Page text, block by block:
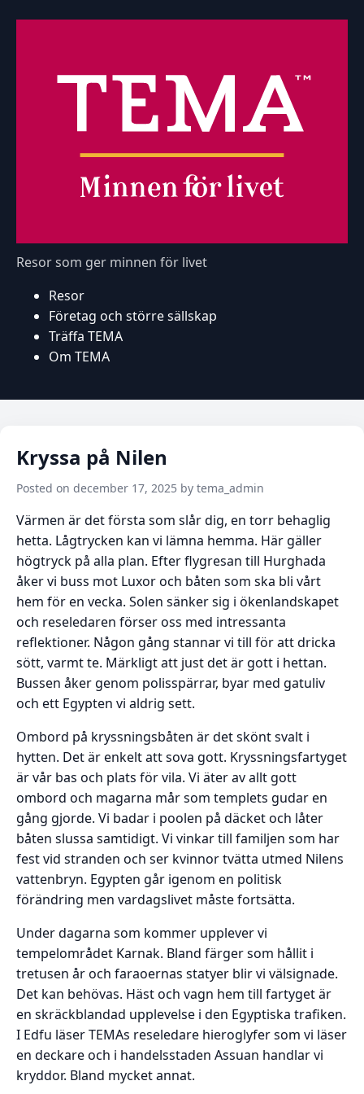
Resor som ger minnen för livet
Resor
Företag och större sällskap
Träffa TEMA
Om TEMA
Kryssa på Nilen
Posted on december 17, 2025 by tema_admin
Värmen är det första som slår dig, en torr behaglig
hetta. Lågtrycken kan vi lämna hemma. Här gäller
högtryck på alla plan. Efter flygresan till Hurghada
åker vi buss mot Luxor och båten som ska bli vårt
hem för en vecka. Solen sänker sig i ökenlandskapet
och reseledaren förser oss med intressanta
reflektioner. Någon gång stannar vi till för att dricka
sött, varmt te. Märkligt att just det är gott i hettan.
Bussen åker genom polisspärrar, byar med gatuliv
och ett Egypten vi aldrig sett.
Ombord på kryssningsbåten är det skönt svalt i
hytten. Det är enkelt att sova gott. Kryssningsfartyget
är vår bas och plats för vila. Vi äter av allt gott
ombord och magarna mår som templets gudar en
gång gjorde. Vi badar i poolen på däcket och låter
båten slussa samtidigt. Vi vinkar till familjen som har
fest vid stranden och ser kvinnor tvätta utmed Nilens
vattenbryn. Egypten går igenom en politisk
förändring men vardagslivet måste fortsätta.
Under dagarna som kommer upplever vi
tempelområdet Karnak. Bland färger som hållit i
tretusen år och faraoernas statyer blir vi välsignade.
Det kan behövas. Häst och vagn hem till fartyget är
en skräckblandad upplevelse i den Egyptiska trafiken.
I Edfu läser TEMAs reseledare hieroglyfer som vi läser
en deckare och i handelsstaden Assuan handlar vi
kryddor. Bland mycket annat.